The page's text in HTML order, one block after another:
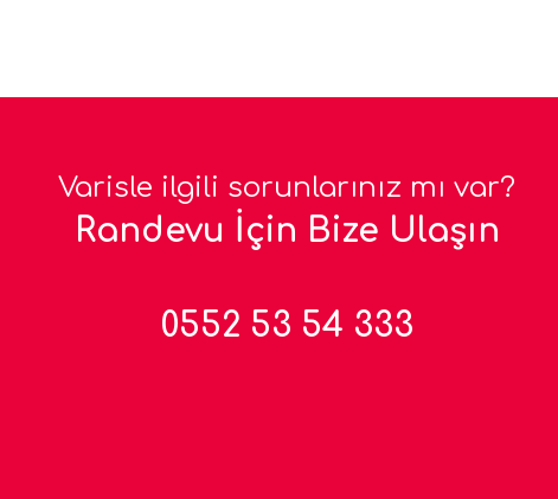
Varisle ilgili sorunlarınız mı var?
Randevu İçin Bize Ulaşın
0552 53 54 333